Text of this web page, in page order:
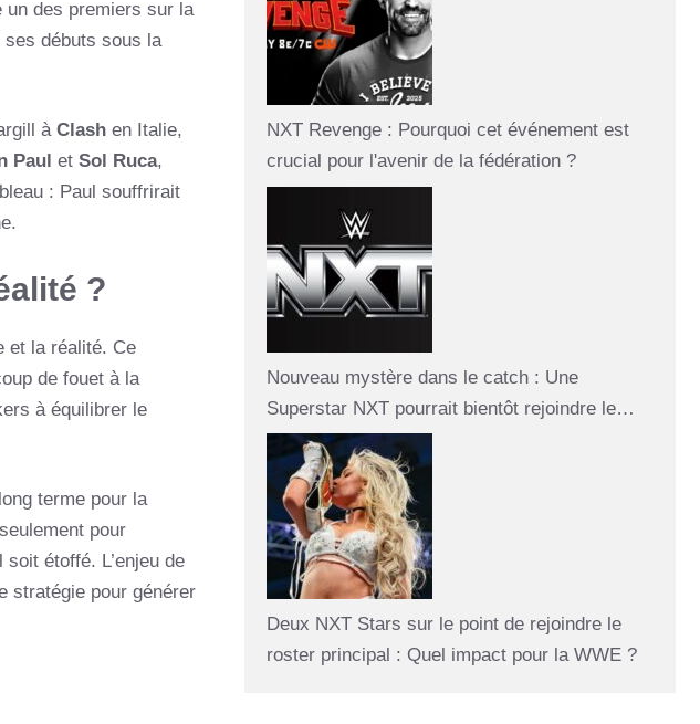
un des premiers sur la
débuts sous la
à Clash en Italie,
Paul et Sol Ruca,
: Paul souffrirait
?
et la réalité. Ce
de fouet à la
à équilibrer le
terme pour la
pour
étoffé. L’enjeu de
stratégie pour générer
NXT Revenge : Pourquoi cet événement est
crucial pour l'avenir de la fédération ?
Nouveau mystère dans le catch : Une
Superstar NXT pourrait bientôt rejoindre le…
Deux NXT Stars sur le point de rejoindre le
roster principal : Quel impact pour la WWE ?